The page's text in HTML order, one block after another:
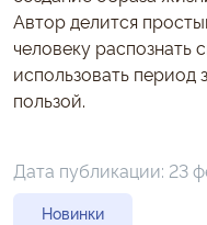
Автор делится
человеку распознать
использовать период
пользой.
Дата публикации: 23
Новинки